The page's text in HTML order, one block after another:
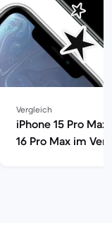
Vergleich
iPhone 15 Pro
16 Pro Max im